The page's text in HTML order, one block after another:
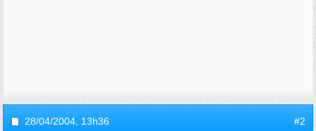
28/04/2004, 13h36 #2